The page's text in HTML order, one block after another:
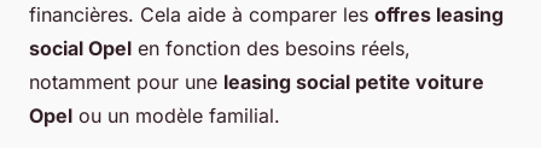
financières. Cela aide à comparer les offres leasing
social Opel en fonction des besoins réels,
notamment pour une leasing social petite voiture
Opel ou un modèle familial.